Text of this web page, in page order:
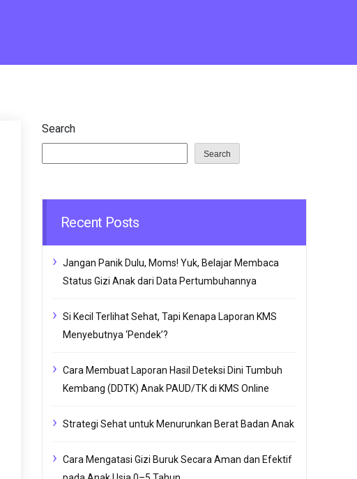
Search
Search
Recent Posts
Jangan Panik Dulu, Moms! Yuk, Belajar Membaca
Status Gizi Anak dari Data Pertumbuhannya
Si Kecil Terlihat Sehat, Tapi Kenapa Laporan KMS
Menyebutnya ‘Pendek’?
Cara Membuat Laporan Hasil Deteksi Dini Tumbuh
Kembang (DDTK) Anak PAUD/TK di KMS Online
Strategi Sehat untuk Menurunkan Berat Badan Anak
Cara Mengatasi Gizi Buruk Secara Aman dan Efektif